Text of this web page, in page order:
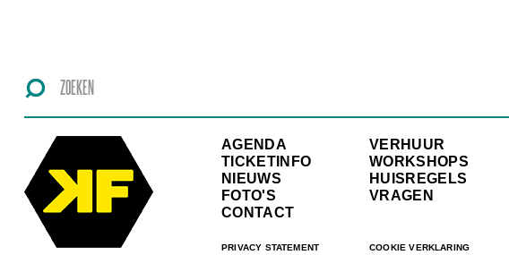
AGENDA
TICKETINFO
NIEUWS
FOTO'S
CONTACT
PRIVACY STATEMENT
VERHUUR
WORKSHOPS
HUISREGELS
VRAGEN
COOKIE VERKLARING